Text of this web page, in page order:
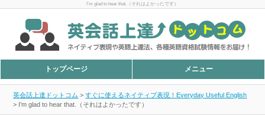
I’m glad to hear that.（それはよかったです）
トップページ メニュー
英会話上達ドットコム >すぐに使えるネイティブ表現！Everyday Useful English
> I’m glad to hear that.（それはよかったです）